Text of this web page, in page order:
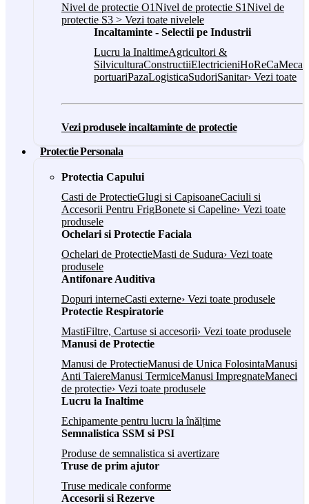
Nivel de protectie O1Nivel de protectie S1Nivel de
protectie S3 > Vezi toate nivelele
Incaltaminte - Selectii pe Industrii
Lucru la InaltimeAgricultori &
SilviculturaConstructiiElectricieniHoReCa
portuariPazaLogisticaSudoriSanitar› Vezi toate
Vezi produsele incaltaminte de protectie
Protectie Personala
Protectia Capului
Casti de ProtectieGlugi si CapisoaneCaciuli si
Accesorii Pentru FrigBonete si Capeline› Vezi toate
produsele
Ochelari si Protectie Faciala
Ochelari de ProtectieMasti de Sudura› Vezi toate
produsele
Antifonare Auditiva
Dopuri interneCasti externe› Vezi toate produsele
Protectie Respiratorie
MastiFiltre, Cartuse si accesorii› Vezi toate produsele
Manusi de Protectie
Manusi de ProtectieManusi de Unica FolosintaManusi
Anti TaiereManusi TermiceManusi ImpregnateManeci
de protectie› Vezi toate produsele
Lucru la Inaltime
Echipamente pentru lucru la înălțime
Semnalistica SSM si PSI
Produse de semnalistica si avertizare
Truse de prim ajutor
Truse medicale conforme
Accesorii si Rezerve